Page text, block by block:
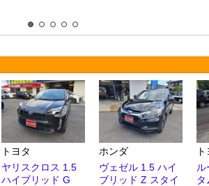
トヨタ
ヤリスクロス 1.5
ハイブリッド G
ホンダ
ヴェゼル 1.5 ハイ
ブリッド Z スタイ
タ